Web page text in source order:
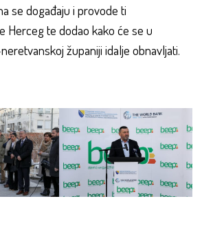
se događaju i provode ti
Herceg te dodao kako će se u
županiji idalje obnavljati.